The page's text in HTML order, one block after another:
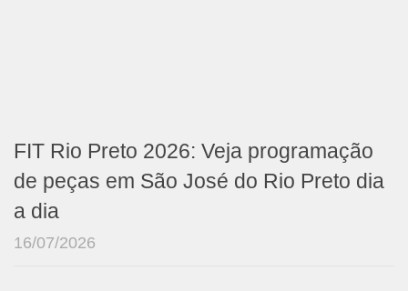
FIT Rio Preto 2026: Veja programação
de peças em São José do Rio Preto dia
a dia
16/07/2026